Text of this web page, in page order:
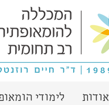
אודות לימודי